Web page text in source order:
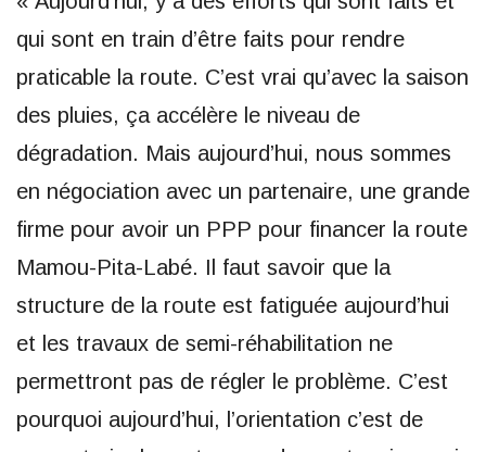
qui sont en train d’être faits pour rendre
praticable la route. C’est vrai qu’avec la saison
des pluies, ça accélère le niveau de
dégradation. Mais aujourd’hui, nous sommes
en négociation avec un partenaire, une grande
firme pour avoir un PPP pour financer la route
Mamou-Pita-Labé. Il faut savoir que la
structure de la route est fatiguée aujourd’hui
et les travaux de semi-réhabilitation ne
permettront pas de régler le problème. C’est
pourquoi aujourd’hui, l’orientation c’est de